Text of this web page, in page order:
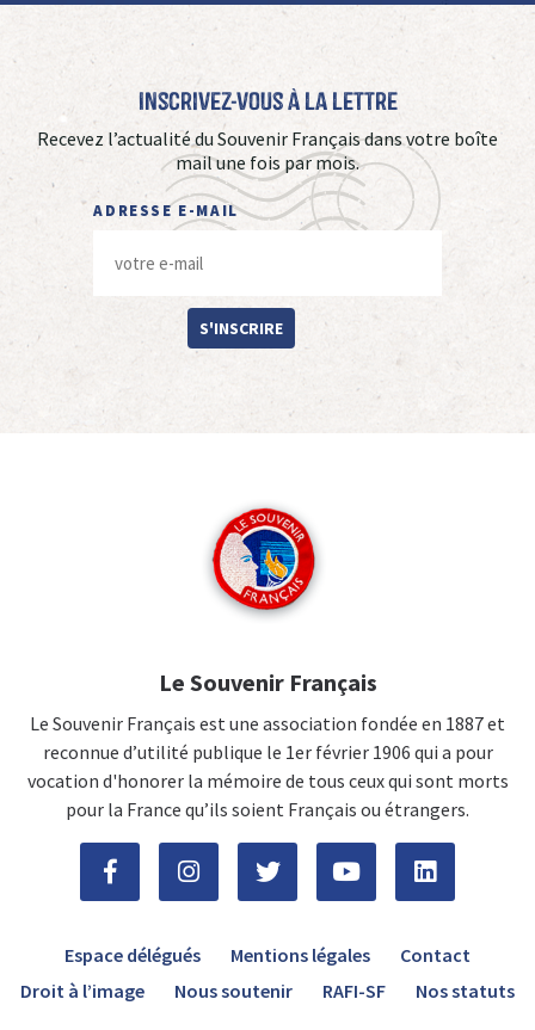
Inscrivez-vous à La Lettre
Recevez l’actualité du Souvenir Français dans votre boîte
mail une fois par mois.
ADRESSE E-MAIL
S'INSCRIRE
Le Souvenir Français
Le Souvenir Français est une association fondée en 1887 et
reconnue d’utilité publique le 1er février 1906 qui a pour
vocation d'honorer la mémoire de tous ceux qui sont morts
pour la France qu’ils soient Français ou étrangers.
Espace délégués Mentions légales
Contact
Droit à l’image
Nous soutenir RAFI-SF Nos statuts